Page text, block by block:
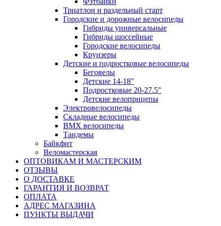
Триатлон и раздельный старт
Городские и дорожные велосипеды
Гибриды универсальные
Гибриды шоссейные
Городские велосипеды
Круизеры
Детские и подростковые велосипеды
Беговелы
Детские 14-18"
Подростковые 20-27.5"
Детские велоприцепы
Электровелосипеды
Складные велосипеды
BMX велосипеды
Тандемы
Байкфит
Веломастерская
ОПТОВИКАМ И МАСТЕРСКИМ
ОТЗЫВЫ
О ДОСТАВКЕ
ГАРАНТИЯ И ВОЗВРАТ
ОПЛАТА
АДРЕС МАГАЗИНА
ПУНКТЫ ВЫДАЧИ